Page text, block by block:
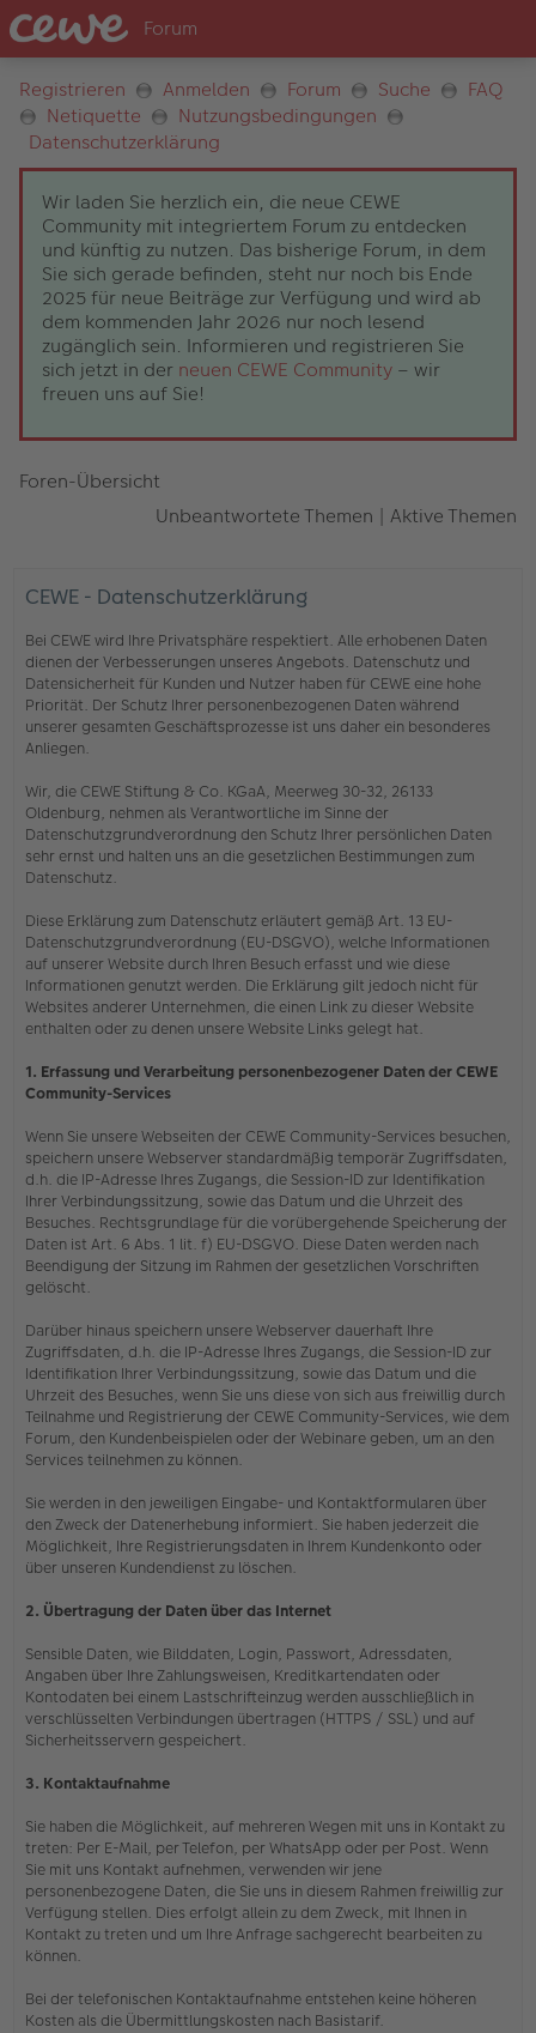
Registrieren Anmelden Forum Suche
FAQ
Netiquette
Nutzungsbedingungen
Datenschutzerklärung
Wir laden Sie herzlich ein, die neue CEWE
Community mit integriertem Forum zu entdecken
und künftig zu nutzen. Das bisherige Forum, in dem
Sie sich gerade befinden, steht nur noch bis Ende
2025 für neue Beiträge zur Verfügung und wird ab
dem kommenden Jahr 2026 nur noch lesend
zugänglich sein. Informieren und registrieren Sie
sich jetzt in der neuen CEWE Community – wir
freuen uns auf Sie!
Foren-Übersicht
Unbeantwortete Themen | Aktive Themen
CEWE - Datenschutzerklärung
Bei CEWE wird Ihre Privatsphäre respektiert. Alle erhobenen Daten
dienen der Verbesserungen unseres Angebots. Datenschutz und
Datensicherheit für Kunden und Nutzer haben für CEWE eine hohe
Priorität. Der Schutz Ihrer personenbezogenen Daten während
unserer gesamten Geschäftsprozesse ist uns daher ein besonderes
Anliegen.
Wir, die CEWE Stiftung & Co. KGaA, Meerweg 30-32, 26133
Oldenburg, nehmen als Verantwortliche im Sinne der
Datenschutzgrundverordnung den Schutz Ihrer persönlichen Daten
sehr ernst und halten uns an die gesetzlichen Bestimmungen zum
Datenschutz.
Diese Erklärung zum Datenschutz erläutert gemäß Art. 13 EU-
Datenschutzgrundverordnung (EU-DSGVO), welche Informationen
auf unserer Website durch Ihren Besuch erfasst und wie diese
Informationen genutzt werden. Die Erklärung gilt jedoch nicht für
Websites anderer Unternehmen, die einen Link zu dieser Website
enthalten oder zu denen unsere Website Links gelegt hat.
1. Erfassung und Verarbeitung personenbezogener Daten der CEWE
Community-Services
Wenn Sie unsere Webseiten der CEWE Community-Services besuchen,
speichern unsere Webserver standardmäßig temporär Zugriffsdaten,
d.h. die IP-Adresse Ihres Zugangs, die Session-ID zur Identifikation
Ihrer Verbindungssitzung, sowie das Datum und die Uhrzeit des
Besuches. Rechtsgrundlage für die vorübergehende Speicherung der
Daten ist Art. 6 Abs. 1 lit. f) EU-DSGVO. Diese Daten werden nach
Beendigung der Sitzung im Rahmen der gesetzlichen Vorschriften
gelöscht.
Darüber hinaus speichern unsere Webserver dauerhaft Ihre
Zugriffsdaten, d.h. die IP-Adresse Ihres Zugangs, die Session-ID zur
Identifikation Ihrer Verbindungssitzung, sowie das Datum und die
Uhrzeit des Besuches, wenn Sie uns diese von sich aus freiwillig durch
Teilnahme und Registrierung der CEWE Community-Services, wie dem
Forum, den Kundenbeispielen oder der Webinare geben, um an den
Services teilnehmen zu können.
Sie werden in den jeweiligen Eingabe- und Kontaktformularen über
den Zweck der Datenerhebung informiert. Sie haben jederzeit die
Möglichkeit, Ihre Registrierungsdaten in Ihrem Kundenkonto oder
über unseren Kundendienst zu löschen.
2. Übertragung der Daten über das Internet
Sensible Daten, wie Bilddaten, Login, Passwort, Adressdaten,
Angaben über Ihre Zahlungsweisen, Kreditkartendaten oder
Kontodaten bei einem Lastschrifteinzug werden ausschließlich in
verschlüsselten Verbindungen übertragen (HTTPS / SSL) und auf
Sicherheitsservern gespeichert.
3. Kontaktaufnahme
Sie haben die Möglichkeit, auf mehreren Wegen mit uns in Kontakt zu
treten: Per E-Mail, per Telefon, per WhatsApp oder per Post. Wenn
Sie mit uns Kontakt aufnehmen, verwenden wir jene
personenbezogene Daten, die Sie uns in diesem Rahmen freiwillig zur
Verfügung stellen. Dies erfolgt allein zu dem Zweck, mit Ihnen in
Kontakt zu treten und um Ihre Anfrage sachgerecht bearbeiten zu
können.
Bei der telefonischen Kontaktaufnahme entstehen keine höheren
Kosten als die Übermittlungskosten nach Basistarif.